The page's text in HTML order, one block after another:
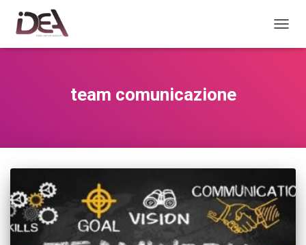
team comunicazione